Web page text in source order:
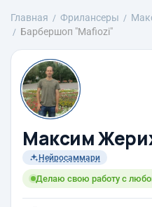
Главная Фрилансеры
Барбершоп "Mafiozi"
Максим
Нейросаммари
Делаю свою работу с